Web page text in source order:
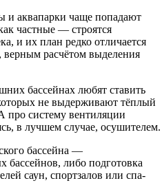
и аквапарки чаще попадают
частные — строятся
и их план редко отличается
расчётом выделения
бассейнах любят ставить
не выдерживают тёплый
про систему вентиляции
в лучшем случае, осушителем.
бассейна —
бассейнов, либо подготовка
саун, спортзалов или спа-